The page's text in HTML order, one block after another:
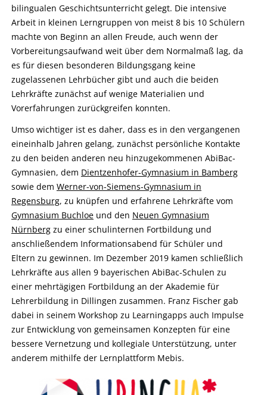
bilingualen Geschichtsunterricht gelegt. Die intensive
Arbeit in kleinen Lerngruppen von meist 8 bis 10 Schülern
machte von Beginn an allen Freude, auch wenn der
Vorbereitungsaufwand weit über dem Normalmaß lag, da
es für diesen besonderen Bildungsgang keine
zugelassenen Lehrbücher gibt und auch die beiden
Lehrkräfte zunächst auf wenige Materialien und
Vorerfahrungen zurückgreifen konnten.
Umso wichtiger ist es daher, dass es in den vergangenen
eineinhalb Jahren gelang, zunächst persönliche Kontakte
zu den beiden anderen neu hinzugekommenen AbiBac-
Gymnasien, dem Dientzenhofer-Gymnasium in Bamberg
sowie dem Werner-von-Siemens-Gymnasium in
Regensburg, zu knüpfen und erfahrene Lehrkräfte vom
Gymnasium Buchloeund den Neuen Gymnasium
Nürnbergzu einer schulinternen Fortbildung und
anschließendem Informationsabend für Schüler und
Eltern zu gewinnen. Im Dezember 2019 kamen schließlich
Lehrkräfte aus allen 9 bayerischen AbiBac-Schulen zu
einer mehrtägigen Fortbildung an der Akademie für
Lehrerbildung in Dillingen zusammen. Franz Fischer gab
dabei in seinem Workshop zu Learningapps auch Impulse
zur Entwicklung von gemeinsamen Konzepten für eine
bessere Vernetzung und kollegiale Unterstützung, unter
anderem mithilfe der Lernplattform Mebis.